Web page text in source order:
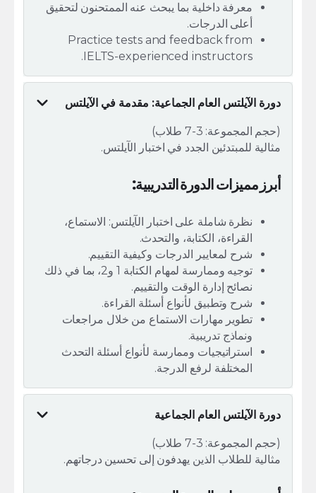
معرفة داخلية بما يبحث عنه الممتحنون لتحقيق
أعلى الدرجات.
Practice tests and feedback from
IELTS-experienced instructors.
دورة الآيلتس العام الجماعية: مقدمة في الآيلتس
(حجم المجموعة: 3-7 طلاب)
مثالية للمبتدئين الجدد في اختبار الآيلتس.
أبرز مميزات الدورة التدريبية:
نظرة شاملة على اختبار الآيلتس: الاستماع،
القراءة، الكتابة، والتحدث.
شرح لمعايير الدرجات وكيفية التقييم.
توجيه وممارسة لمهام الكتابة 1 و2، بما في ذلك
نصائح إدارة الوقت والتقييم.
شرح وتطبيق لأنواع أسئلة القراءة.
تطوير مهارات الاستماع من خلال مراجعات
ونماذج تدريبية.
استراتيجيات وممارسة لأنواع أسئلة التحدث
المختلفة لرفع الدرجة.
دورة الآيلتس العام الجماعية
(حجم المجموعة: 3-7 طلاب)
مثالية للطلاب الذين يهدفون إلى تحسين درجاتهم.